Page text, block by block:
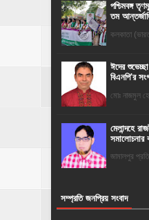
পশ্চিমবঙ্গ
তম
কলকাতা
ঈদের
বিএনপি'র
মোঃ নাজমুল
মেলান্দহে
সমালোচনার
জামালপুর
সম্প্রতি জনপ্রিয় সংবাদ